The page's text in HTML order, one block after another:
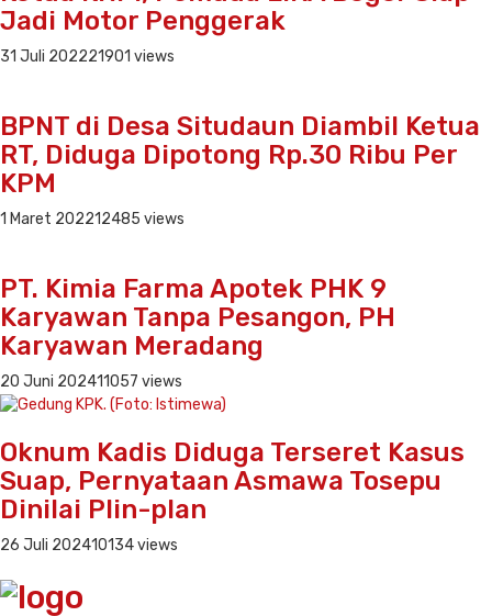
Jadi Motor Penggerak
31 Juli 202221901 views
BPNT di Desa Situdaun Diambil Ketua
RT, Diduga Dipotong Rp.30 Ribu Per
KPM
1 Maret 202212485 views
PT. Kimia Farma Apotek PHK 9
Karyawan Tanpa Pesangon, PH
Karyawan Meradang
20 Juni 202411057 views
Oknum Kadis Diduga Terseret Kasus
Suap, Pernyataan Asmawa Tosepu
Dinilai Plin-plan
26 Juli 202410134 views